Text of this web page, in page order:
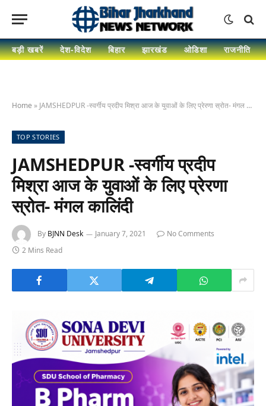
बड़ी खबरें देश-विदेश बिहार झारखंड ओडिशा राजनीति
Home » JAMSHEDPUR -स्वर्गीय प्रदीप मिश्रा आज के युवाओं के लिए प्रेरणा स्रोत- मंगल कालिंदी
TOP STORIES
JAMSHEDPUR -स्वर्गीय प्रदीप
मिश्रा आज के युवाओं के लिए प्रेरणा
स्रोत- मंगल कालिंदी
By BJNN Desk January 7, 2021
No Comments
2 Mins Read